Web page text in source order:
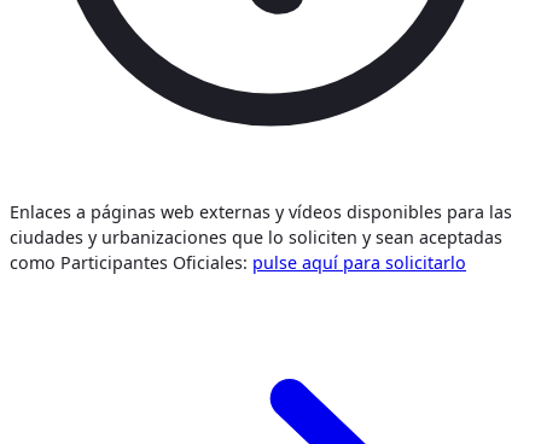
Enlaces a páginas web externas y vídeos disponibles para las
ciudades y urbanizaciones que lo soliciten y sean aceptadas
como Participantes Oficiales: pulse aquí para solicitarlo